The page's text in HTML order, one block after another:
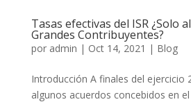
Tasas efectivas del ISR ¿Solo
Grandes Contribuyentes?
por admin | Oct 14, 2021 | Blog
Introducción A finales del ejercicio
algunos acuerdos concebidos en